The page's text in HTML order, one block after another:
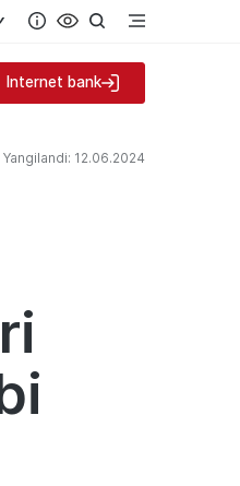
Internet bank
Yangilandi: 12.06.2024